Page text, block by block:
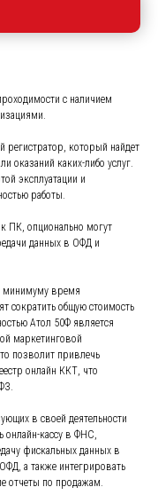
с наличием
который найдет
оказаний каких-либо услуг.
эксплуатации и
работы.
ПК, опционально могут
данных в ОФД и
минимуму время
сократить общую стоимость
Атол 50Ф является
маркетинговой
позволит привлечь
онлайн ККТ, что
в своей деятельности
онлайн-кассу в ФНС,
фискальных данных в
а также интегрировать
отчеты по продажам.